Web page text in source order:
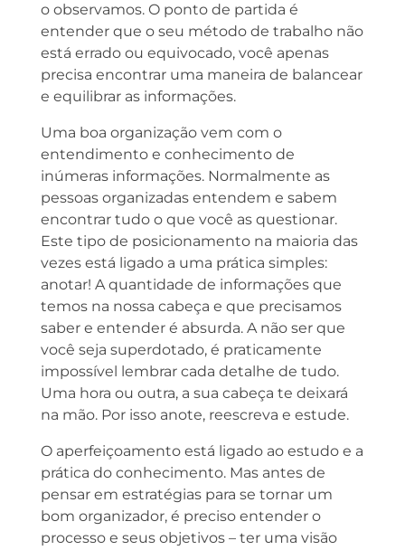
o observamos. O ponto de partida é
entender que o seu método de trabalho não
está errado ou equivocado, você apenas
precisa encontrar uma maneira de balancear
e equilibrar as informações.
Uma boa organização vem com o
entendimento e conhecimento de
inúmeras informações. Normalmente as
pessoas organizadas entendem e sabem
encontrar tudo o que você as questionar.
Este tipo de posicionamento na maioria das
vezes está ligado a uma prática simples:
anotar! A quantidade de informações que
temos na nossa cabeça e que precisamos
saber e entender é absurda. A não ser que
você seja superdotado, é praticamente
impossível lembrar cada detalhe de tudo.
Uma hora ou outra, a sua cabeça te deixará
na mão. Por isso anote, reescreva e estude.
O aperfeiçoamento está ligado ao estudo e a
prática do conhecimento. Mas antes de
pensar em estratégias para se tornar um
bom organizador, é preciso entender o
processo e seus objetivos – ter uma visão